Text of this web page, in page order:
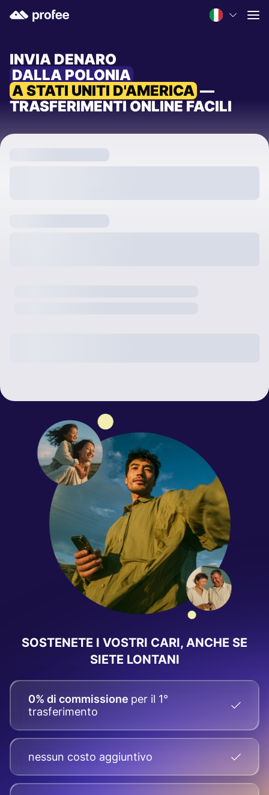
INVIA DENARO
DALLA POLONIA
A STATI UNITI D'AMERICA —
TRASFERIMENTI ONLINE FACILI
SOSTENETE I VOSTRI CARI, ANCHE SE
SIETE LONTANI
0% di commissione per il 1°
trasferimento
nessun costo aggiuntivo